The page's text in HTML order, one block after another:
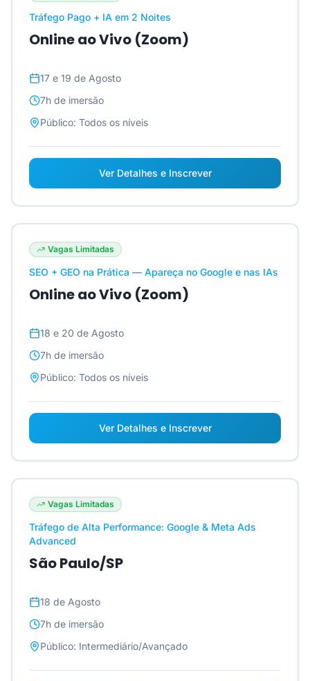
Tráfego Pago + IA em 2 Noites
Online ao Vivo (Zoom)
17 e 19 de Agosto
7h de imersão
Público: Todos os níveis
Ver Detalhes e Inscrever
Vagas Limitadas
SEO + GEO na Prática — Apareça no Google e nas IAs
Online ao Vivo (Zoom)
18 e 20 de Agosto
7h de imersão
Público: Todos os níveis
Ver Detalhes e Inscrever
Vagas Limitadas
Tráfego de Alta Performance: Google & Meta Ads
Advanced
São Paulo/SP
18 de Agosto
7h de imersão
Público: Intermediário/Avançado